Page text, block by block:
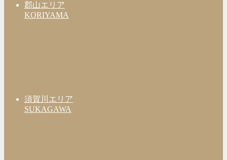
郡山エリア
KORIYAMA
須賀川エリア
SUKAGAWA